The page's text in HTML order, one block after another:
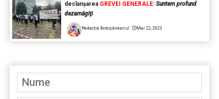
declanșarea GREVEI GENERALE: Suntem profund
dezamăgiţi
Redacția Botoșăneanul Mar 22, 2023